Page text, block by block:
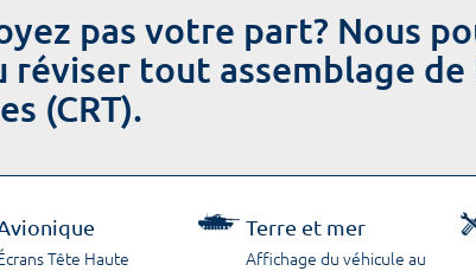
pas votre part? Nous
réviser tout assemblage de
(CRT).
Tête Haute
Terre et mer
Affichage du véhicule au